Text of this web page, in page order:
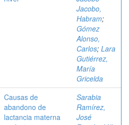
Jacobo,
Habram;
Gómez
Alonso,
Carlos; Lara
Gutiérrez,
María
Gricelda
Causas de
abandono de
lactancia materna
Sarabia
Ramírez,
José